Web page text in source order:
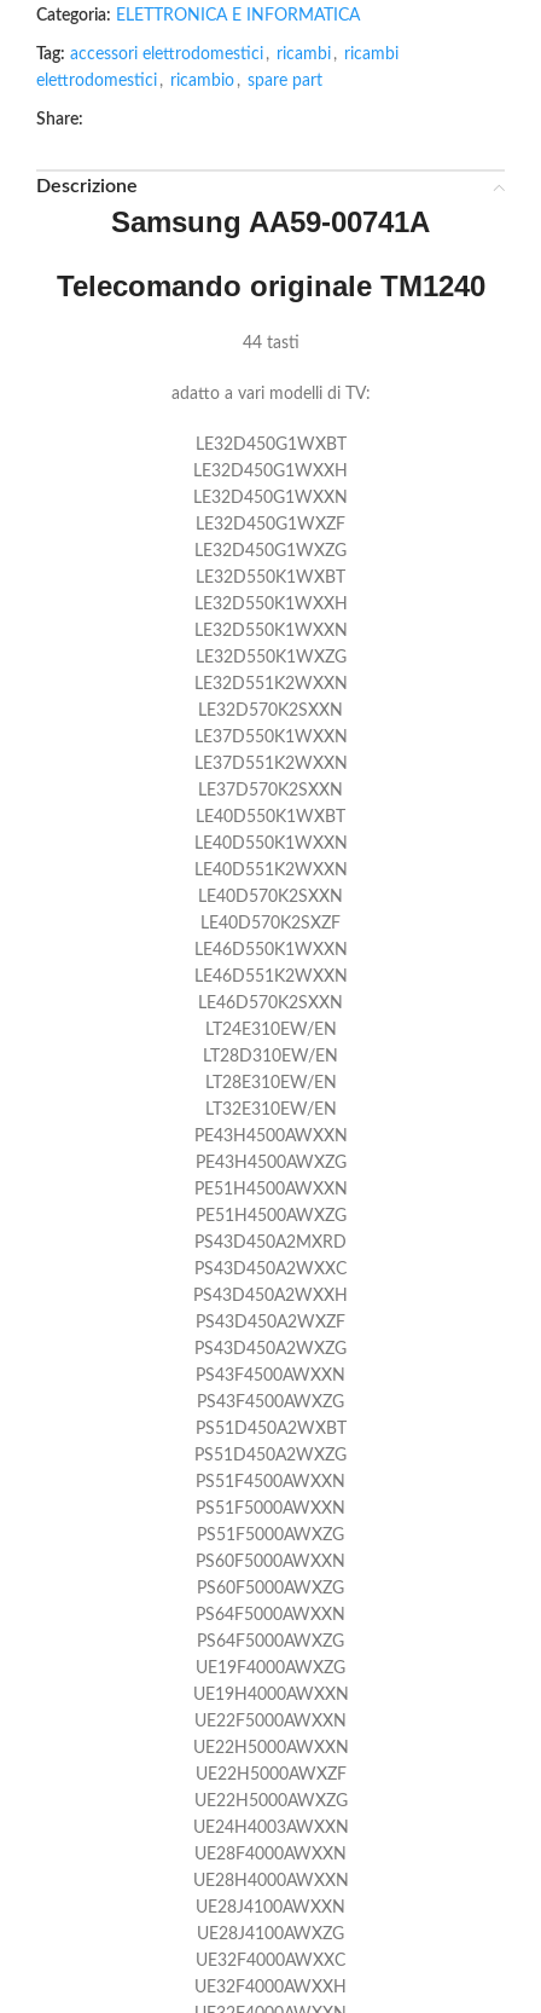
Categoria: ELETTRONICA E INFORMATICA
Tag: accessori elettrodomestici , ricambi , ricambi
elettrodomestici , ricambio , spare part
Share:
Descrizione
Samsung AA59-00741A
Telecomando originale TM1240
44 tasti
adatto a vari modelli di TV:
LE32D450G1WXBT
LE32D450G1WXXH
LE32D450G1WXXN
LE32D450G1WXZF
LE32D450G1WXZG
LE32D550K1WXBT
LE32D550K1WXXH
LE32D550K1WXXN
LE32D550K1WXZG
LE32D551K2WXXN
LE32D570K2SXXN
LE37D550K1WXXN
LE37D551K2WXXN
LE37D570K2SXXN
LE40D550K1WXBT
LE40D550K1WXXN
LE40D551K2WXXN
LE40D570K2SXXN
LE40D570K2SXZF
LE46D550K1WXXN
LE46D551K2WXXN
LE46D570K2SXXN
LT24E310EW/EN
LT28D310EW/EN
LT28E310EW/EN
LT32E310EW/EN
PE43H4500AWXXN
PE43H4500AWXZG
PE51H4500AWXXN
PE51H4500AWXZG
PS43D450A2MXRD
PS43D450A2WXXC
PS43D450A2WXXH
PS43D450A2WXZF
PS43D450A2WXZG
PS43F4500AWXXN
PS43F4500AWXZG
PS51D450A2WXBT
PS51D450A2WXZG
PS51F4500AWXXN
PS51F5000AWXXN
PS51F5000AWXZG
PS60F5000AWXXN
PS60F5000AWXZG
PS64F5000AWXXN
PS64F5000AWXZG
UE19F4000AWXZG
UE19H4000AWXXN
UE22F5000AWXXN
UE22H5000AWXXN
UE22H5000AWXZF
UE22H5000AWXZG
UE24H4003AWXXN
UE28F4000AWXXN
UE28H4000AWXXN
UE28J4100AWXXN
UE28J4100AWXZG
UE32F4000AWXXC
UE32F4000AWXXH